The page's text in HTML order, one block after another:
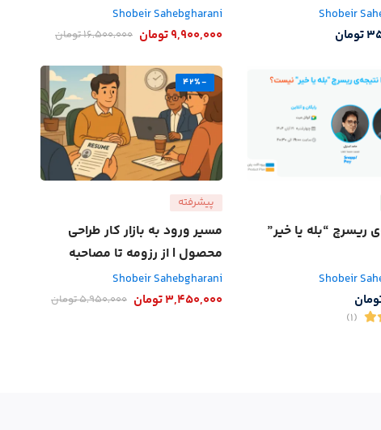
Shobeir
تومان
Shobeir Sahebgharani
9,900,000تومان 16,500,000تومان
ریسرچ “بله یا خیر”
Shobeir
(1)
-42%
پیشرفته
مسیر ورود به بازار کار طراحی
محصول | از رزومه تا مصاحبه
نهایی + AI
Shobeir Sahebgharani
3,450,000تومان 5,950,000تومان